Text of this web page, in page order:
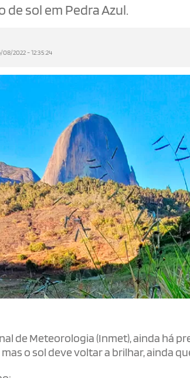
de sol em Pedra Azul.
2022 - 12:35:24
de Meteorologia (Inmet), ainda há
o sol deve voltar a brilhar, ainda